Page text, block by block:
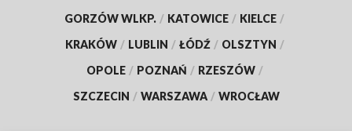
GORZÓW WLKP. / KATOWICE / KIELCE /
KRAKÓW / LUBLIN / ŁÓDŹ / OLSZTYN /
OPOLE / POZNAŃ / RZESZÓW /
SZCZECIN / WARSZAWA / WROCŁAW